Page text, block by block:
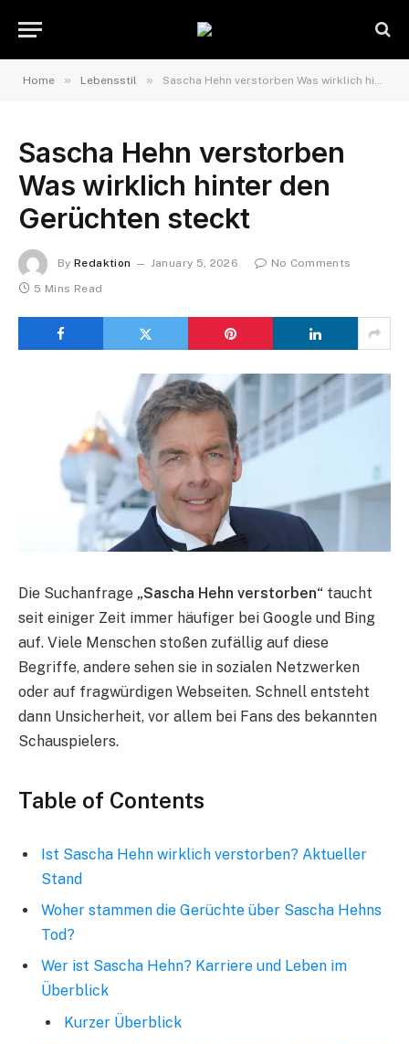
Home » Lebensstil » Sascha Hehn verstorben Was wirklich hinter den Gerüchten steckt
Sascha Hehn verstorben
Was wirklich hinter den
Gerüchten steckt
By Redaktion January 5, 2026
No Comments
5 Mins Read
Die Suchanfrage „Sascha Hehn verstorben“ taucht
seit einiger Zeit immer häufiger bei Google und Bing
auf. Viele Menschen stoßen zufällig auf diese
Begriffe, andere sehen sie in sozialen Netzwerken
oder auf fragwürdigen Webseiten. Schnell entsteht
dann Unsicherheit, vor allem bei Fans des bekannten
Schauspielers.
Table of Contents
Ist Sascha Hehn wirklich verstorben? Aktueller
Stand
Woher stammen die Gerüchte über Sascha Hehns
Tod?
Wer ist Sascha Hehn? Karriere und Leben im
Überblick
Kurzer Überblick